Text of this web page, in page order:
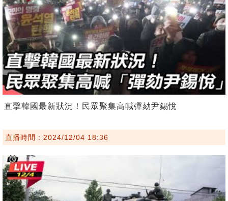
直擊韓國最新狀況！民眾聚集高喊彈劾尹錫悅
直播時間：2024/12/04 18:36